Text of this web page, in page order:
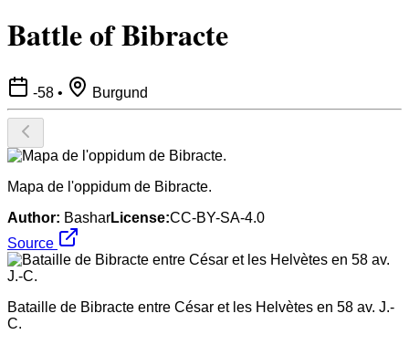
Battle of Bibracte
-58 • Burgund
Mapa de l'oppidum de Bibracte.
Author: BasharLicense:CC-BY-SA-4.0
Source
Bataille de Bibracte entre César et les Helvètes en 58 av. J.-
C.